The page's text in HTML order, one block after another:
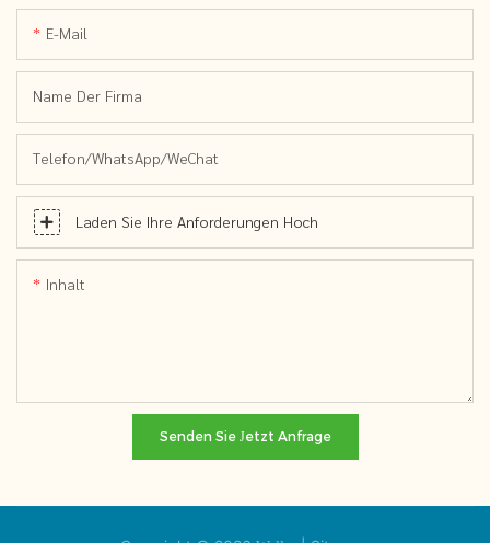
E-Mail
Name Der Firma
Telefon/WhatsApp/WeChat
Laden Sie Ihre Anforderungen Hoch
Inhalt
Senden Sie Jetzt Anfrage